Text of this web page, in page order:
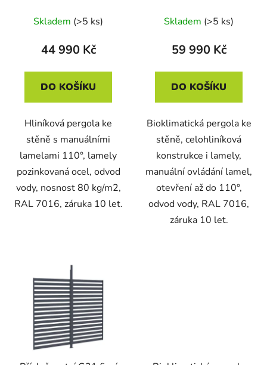
Skladem (>5 ks)
44 990 Kč
DO KOŠÍKU
Hliníková pergola ke
stěně s manuálními
lamelami 110°, lamely
pozinkovaná ocel, odvod
vody, nosnost 80 kg/m2,
RAL 7016, záruka 10 let.
hliníková
Skladem (>5 ks)
59 990 Kč
DO KOŠÍKU
Bioklimatická pergola ke
stěně, celohliníková
konstrukce i lamely,
manuální ovládání lamel,
otevření až do 110°,
odvod vody, RAL 7016,
záruka 10 let.